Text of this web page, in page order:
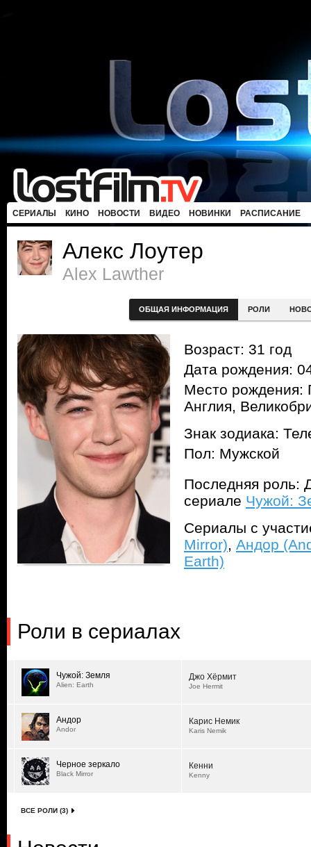
СЕРИАЛЫ КИНО НОВОСТИ ВИДЕО НОВИНКИ РАСПИСАНИЕ
Алекс Лоутер
Alex Lawther
ОБЩАЯ ИНФОРМАЦИЯ РОЛИ
Возраст: 31 год
Дата рождения:
Место
Англия,
Знак зодиака:
Пол: Мужской
Последняя роль:
сериале Чужой:
Сериалы с
Mirror), Андор
Earth)
Роли в сериалах
Чужой: Земля
Alien: Earth
Джо Хёрмит
Joe Hermit
Андор
Andor
Карис Немик
Karis Nemik
Черное зеркало
Black Mirror
Кенни
Kenny
ВСЕ РОЛИ (3)